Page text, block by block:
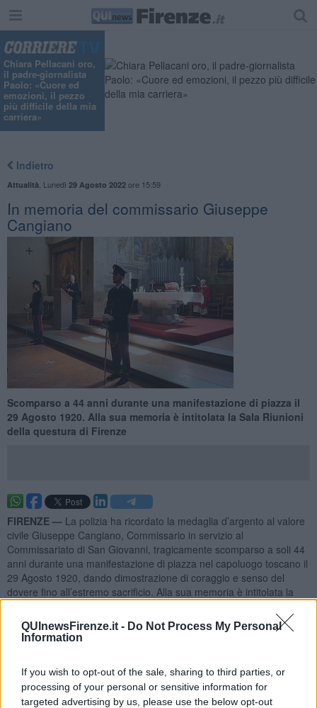
QUInewsFirenze.it - Do Not Process My Personal
Information
If you wish to opt-out of the sale, sharing to third parties, or
processing of your personal or sensitive information for
targeted advertising by us, please use the below opt-out
Chiara Pellacani oro,
il padre-giornalista
Paolo: «Cuore ed
emozioni, il pezzo
più difficile della mia
carriera»
Indietro
Attualità Lunedì 29 Agosto 2022ore 15:59
In memoria del commissario Giuseppe
Cangiano
Scomparso a 44 anni durante una manifestazione di piazza il
29 Agosto 1920. Alla sua memoria è intitolata la Sala Riunioni
della questura di Firenze
FIRENZE — La polizia ha ricordato la medaglia d’argento al valore
civile Giuseppe Cangiano, Commissario in servizio al
Commissariato di San Giovanni, tragicamente scomparso a soli 44
anni durante una manifestazione di piazza nel capoluogo toscano il
29 Agosto 1920, dando dimostrazione di coraggio e senso del
dovere fino all’estremo sacrificio. Alla sua memoria è intitolata la
Il questore Maurizio Auriemma, alla presenza del Cappellano della
Polizia di Stato di Firenze Monsignor Luigi Innocenti e di una
deposto un mazzo di fiori sulla tomba del Commissario al cimitero
delle Porte Sante a San Miniato.